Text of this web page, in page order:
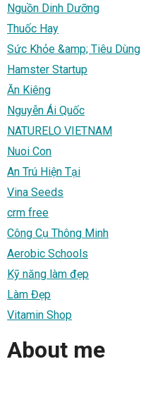
Nguồn Dinh Dưỡng
Thuốc Hay
Sức Khỏe &amp; Tiêu Dùng
Hamster Startup
Ăn Kiêng
Nguyễn Ái Quốc
NATURELO VIETNAM
Nuoi Con
An Trú Hiện Tại
Vina Seeds
crm free
Công Cụ Thông Minh
Aerobic Schools
Kỹ năng làm đẹp
Làm Đẹp
Vitamin Shop
About me